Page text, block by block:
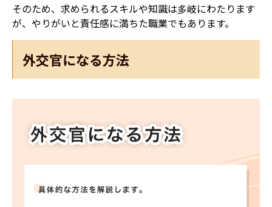
そのため、求められるスキルや知識は多岐にわたります
が、やりがいと責任感に満ちた職業でもあります。
外交官になる方法